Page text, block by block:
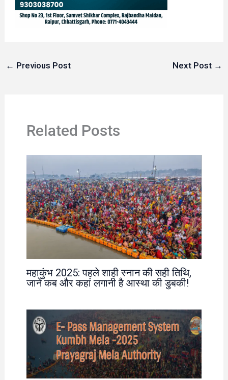
← Previous Post Next Post →
Related Posts
महाकुंभ 2025: पहले शाही स्नान की सही तिथि,
जानें कब और कहां लगानी है आस्था की डुबकी!